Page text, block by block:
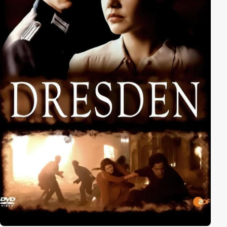
Wahl, sie muss sich ihrer Vergangenheit stellen.